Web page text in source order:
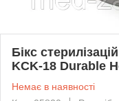
Бікс
KCK-18 Durable
Немає в наявності